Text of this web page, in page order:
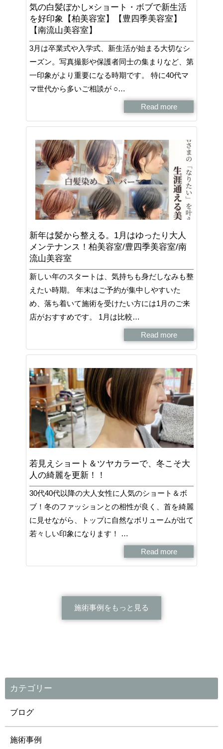
気の白髪ぼかし×ショート・ボブで新生活
を好印象【柏美容室】【豊四季美容室】
【南流山美容室】
3月は卒業式や入学式、新生活が始まる大切なシ
ーズン。写真撮影や保護者同士の集まりなど、第
一印象がより重要になる時期です。 特に40代マ
マ世代から多いご相談が ○…
Read more
新年は髪から整える。1月はゆったり大人
メンテナンス！柏美容室/豊四季美容室/南
流山美容室
新しい年のスタートは、気持ちも身だしなみも整
えたい時期。 年末はご予約が集中しやすいた
め、落ち着いて施術を受けたい方には1月のご来
店がおすすめです。 1月は比較…
Read more
若見えショート＆ツヤカラーで、冬こそ大
人の綺麗を更新！！
30代40代以降の大人女性に人気のショート＆ボ
ブ！冬のファッションとの相性が良く、首を綺麗
に見せながら、トップに自然なボリュームが出て
若々しい印象になります！ …
Read more
施術事例をもっと見る
カテゴリー
ブログ
施術事例